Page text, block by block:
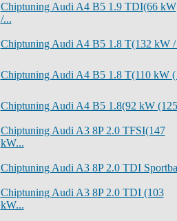
Chiptuning Audi A4 B5 1.9 TDI(66 kW
/...
Chiptuning Audi A4 B5 1.8 T(132 kW /
Chiptuning Audi A4 B5 1.8 T(110 kW
Chiptuning Audi A4 B5 1.8(92 kW
Chiptuning Audi A3 8P 2.0 TFSI(147
kW...
Chiptuning Audi A3 8P 2.0 TDI
Chiptuning Audi A3 8P 2.0 TDI (103
kW...